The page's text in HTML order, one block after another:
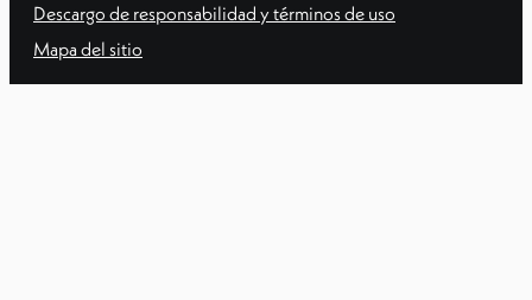
Descargo de responsabilidad y términos de uso
Mapa del sitio